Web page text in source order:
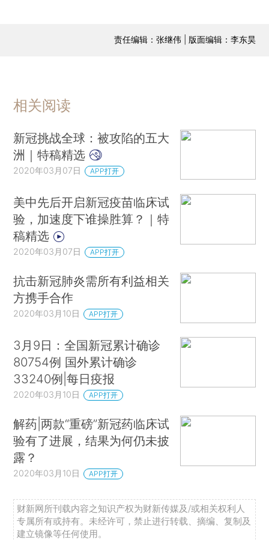
责任编辑：张继伟 | 版面编辑：李东昊
相关阅读
新冠挑战全球：被攻陷的五大
洲｜特稿精选
2020年03月07日 APP打开
美中先后开启新冠疫苗临床试
验，加速度下谁操胜算？｜特
稿精选
2020年03月07日 APP打开
抗击新冠肺炎需所有利益相关
方携手合作
2020年03月10日 APP打开
3月9日：全国新冠累计确诊
80754例 国外累计确诊
33240例|每日疫报
2020年03月10日 APP打开
解药|两款“重磅”新冠药临床试
验有了进展，结果为何仍未披
露？
2020年03月10日 APP打开
财新网所刊载内容之知识产权为财新传媒及/或相关权利人
专属所有或持有。未经许可，禁止进行转载、摘编、复制及
建立镜像等任何使用。